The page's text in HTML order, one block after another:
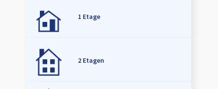
1 Etage
2 Etagen